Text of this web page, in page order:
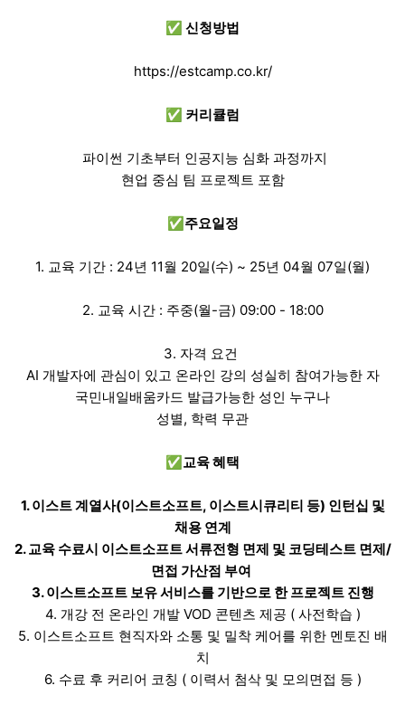
✅ 신청방법
https://estcamp.co.kr/
✅ 커리큘럼
파이썬 기초부터 인공지능 심화 과정까지
현업 중심 팀 프로젝트 포함
✅주요일정
1. 교육 기간 : 24년 11월 20일(수) ~ 25년 04월 07일(월)
2. 교육 시간 : 주중(월-금) 09:00 - 18:00
3. 자격 요건
AI 개발자에 관심이 있고 온라인 강의 성실히 참여가능한 자
국민내일배움카드 발급가능한 성인 누구나
성별, 학력 무관
✅교육 혜택
1. 이스트 계열사(이스트소프트, 이스트시큐리티 등) 인턴십 및
채용 연계
2. 교육 수료시 이스트소프트 서류전형 면제 및 코딩테스트 면제/
면접 가산점 부여
3. 이스트소프트 보유 서비스를 기반으로 한 프로젝트 진행
4. 개강 전 온라인 개발 VOD 콘텐츠 제공 ( 사전학습 )
5. 이스트소프트 현직자와 소통 및 밀착 케어를 위한 멘토진 배
치
6. 수료 후 커리어 코칭 ( 이력서 첨삭 및 모의면접 등 )